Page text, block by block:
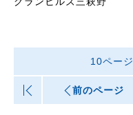
10ペー
|< 前のページ